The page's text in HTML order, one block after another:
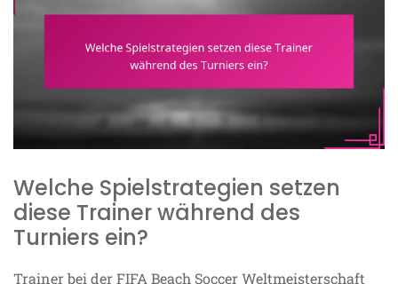
Welche Spielstrategien setzen
diese Trainer während des
Turniers ein?
Trainer bei der FIFA Beach Soccer Weltmeisterschaft